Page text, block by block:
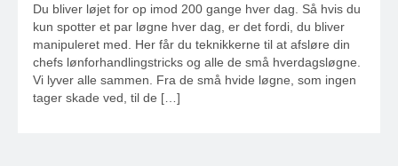
Du bliver løjet for op imod 200 gange hver dag. Så hvis du
kun spotter et par løgne hver dag, er det fordi, du bliver
manipuleret med. Her får du teknikkerne til at afsløre din
chefs lønforhandlingstricks og alle de små hverdagsløgne.
Vi lyver alle sammen. Fra de små hvide løgne, som ingen
tager skade ved, til de […]